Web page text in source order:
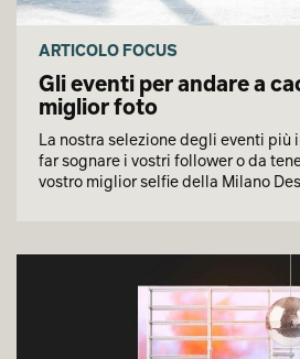
ARTICOLO FOCUS
Gli eventi per andare a
miglior foto
La nostra selezione degli eventi più
far sognare i vostri follower o da
vostro miglior selfie della Milano